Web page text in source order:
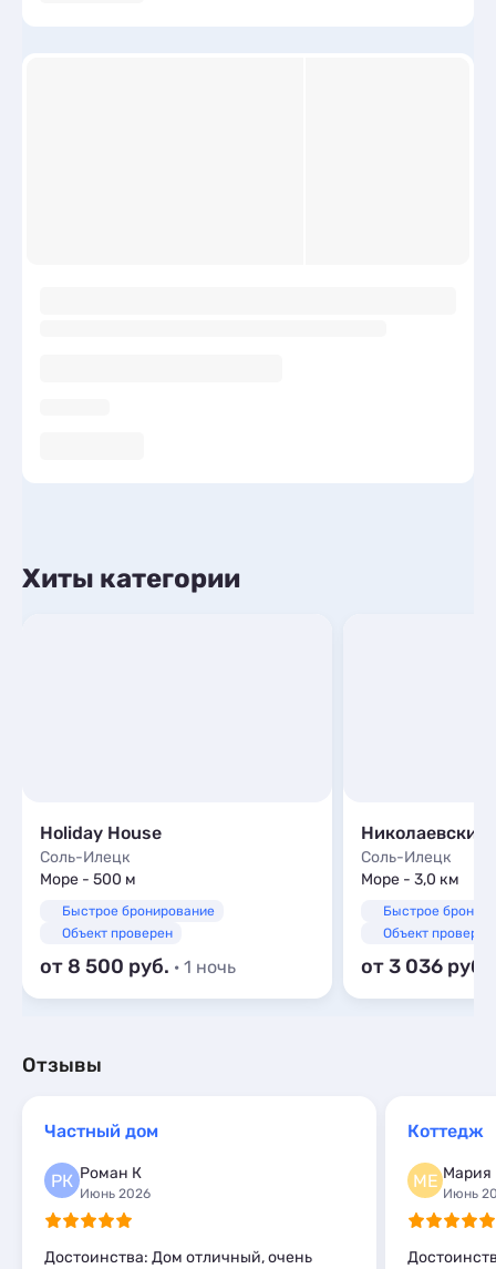
Хиты категории
Holiday House
Соль-Илецк
Море - 500 м
Быстрое бронирование
Объект проверен
от 8 500 · 1 ночь
Николаевский
Соль-Илецк
Море - 3,0 км
Быстрое
Объект проверен
от 3 036
Отзывы
Частный дом
РК Роман К
Июнь 2026
Достоинства: Дом отличный, очень
Коттедж
МЕ Мария
Июнь